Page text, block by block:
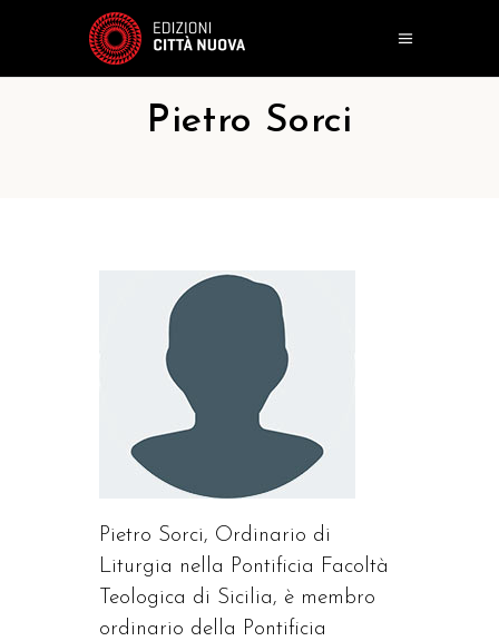
Pietro Sorci
Pietro Sorci, Ordinario di
Liturgia nella Pontificia Facoltà
Teologica di Sicilia, è membro
ordinario della Pontificia